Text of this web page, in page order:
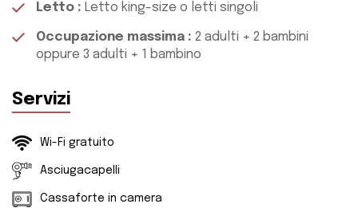
Letto : Letto king-size o letti singoli
Occupazione massima : 2 adulti + 2 bambini
oppure 3 adulti + 1 bambino
Servizi
Wi-Fi gratuito
Asciugacapelli
Cassaforte in camera